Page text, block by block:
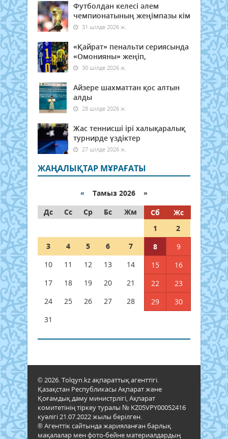
Футболдан келесі әлем
чемпионатының жеңімпазы кім
31 шілде 2026 ж.
«Қайрат» пенальти сериясында
«Омонияны» жеңіп,
30 шілде 2026 ж.
Айзере шахматтан қос алтын
алды
28 шілде 2026 ж.
Жас теннисші ірі халықаралық
турнирде үздіктер
27 шілде 2026 ж.
ЖАҢАЛЫҚТАР МҰРАҒАТЫ
« Тамыз 2026 »
Дс
Сс Ср Бс Жм Сб
Жс
1
2
3
4 5 6 7 8
9
10
11 12 13 14 15
16
17
18 19 20 21 22
23
24
25 26 27 28 29
30
31
© 2026. Tolqyn.kz ақпараттық агенттігі.
Қазақстан Республикасы Ақпарат және
Қоғамдық даму министрлігі, Ақпарат
комитетінің тіркеу туралы № KZ05VPY00052416
куәлігі 21.07.2022 жылы берілген.
® Агенттік сайтында жарияланған барлық
мақалалар мен фото-бейне материалдардың